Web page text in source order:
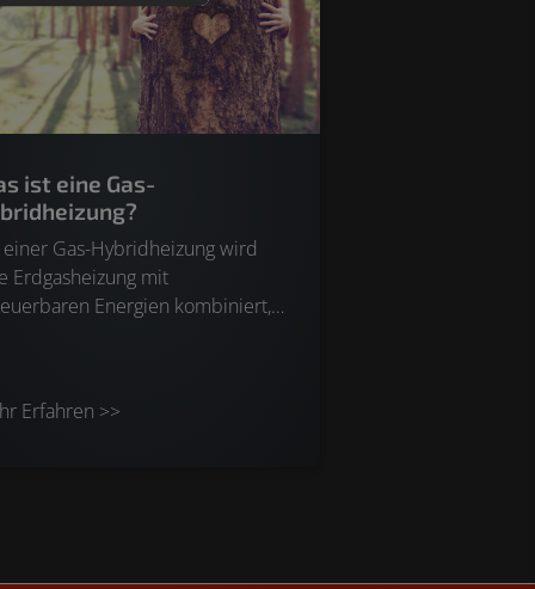
ist eine Gas-
einer Gas-Hybridheizung wird
Erdgasheizung mit
Energien kombiniert,
Erfahren >>